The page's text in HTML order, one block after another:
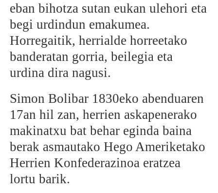
eban bihotza sutan eukan ulehori eta
begi urdindun emakumea.
Horregaitik, herrialde horreetako
banderatan gorria, beilegia eta
urdina dira nagusi.
Simon Bolibar 1830eko abenduaren
17an hil zan, herrien askapenerako
makinatxu bat behar eginda baina
berak asmautako Hego Ameriketako
Herrien Konfederazinoa eratzea
lortu barik.